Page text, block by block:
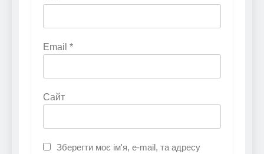
Email *
Сайт
Зберегти моє ім'я, e-mail, та адресу